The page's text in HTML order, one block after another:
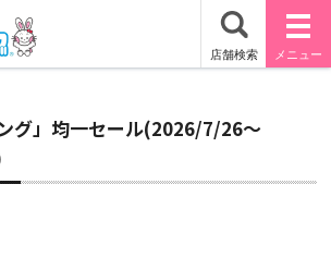
グ」均一セール(2026/7/26～